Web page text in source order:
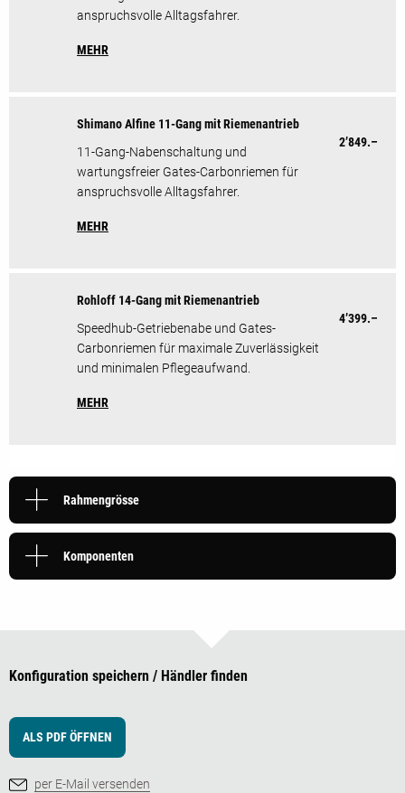
anspruchsvolle Alltagsfahrer.
MEHR
Shimano Alfine 11-Gang mit Riemenantrieb
11-Gang-Nabenschaltung und
wartungsfreier Gates-Carbonriemen für
anspruchsvolle Alltagsfahrer.
MEHR
2’849.–
Rohloff 14-Gang mit Riemenantrieb
Speedhub-Getriebenabe und Gates-
Carbonriemen für maximale Zuverlässigkeit
und minimalen Pflegeaufwand.
MEHR
4’399.–
Rahmengrösse
Komponenten
Konfiguration speichern / Händler finden
ALS PDF ÖFFNEN
per E-Mail versenden